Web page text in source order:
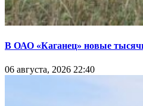
В ОАО «Каганец» новые
06 августа, 2026 22:40